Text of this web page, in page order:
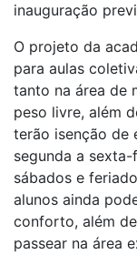
inauguração
O projeto da
para aulas
tanto na área de
peso livre, além
terão isenção de
segunda a
sábados e
alunos ainda
conforto, além
passear na área